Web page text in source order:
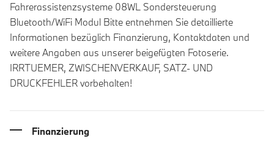
Fahrerassistenzsysteme 08WL Sondersteuerung
Bluetooth/WiFi Modul Bitte entnehmen Sie detaillierte
Informationen bezüglich Finanzierung, Kontaktdaten und
weitere Angaben aus unserer beigefügten Fotoserie.
IRRTUEMER, ZWISCHENVERKAUF, SATZ- UND
DRUCKFEHLER vorbehalten!
Finanzierung